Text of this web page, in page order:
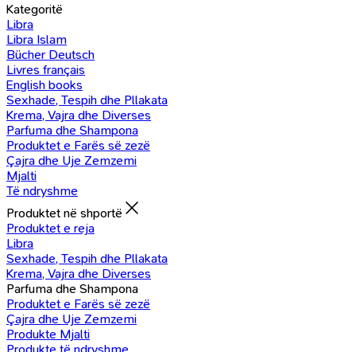
Kategoritë
Libra
Libra Islam
Bücher Deutsch
Livres français
English books
Sexhade, Tespih dhe Pllakata
Krema, Vajra dhe Diverses
Parfuma dhe Shampona
Produktet e Farës së zezë
Çajra dhe Uje Zemzemi
Mjalti
Të ndryshme
Produktet në shportë
Produktet e reja
Libra
Sexhade, Tespih dhe Pllakata
Krema, Vajra dhe Diverses
Parfuma dhe Shampona
Produktet e Farës së zezë
Çajra dhe Uje Zemzemi
Produkte Mjalti
Produkte të ndryshme